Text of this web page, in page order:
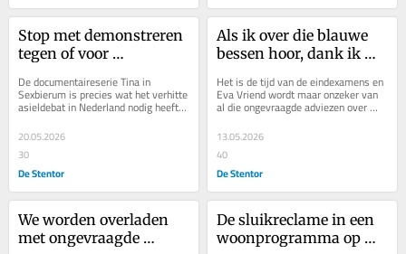
Stop met demonstreren
tegen of voor
eens naar Auke en Tina
uit Sexbierum
De documentaireserie Tina in
Sexbierum is precies wat het verhitte
asieldebat in Nederland nodig heeft,
stelt Eva Vriend. Verplichte kijkstof.
20.05.2026
30
De Stentor
Als ik over die blauwe
bessen hoor, dank ik
beetje
Het is de tijd van de eindexamens en
Eva Vriend wordt maar onzeker van
al die ongevraagde adviezen over
haar zoon.
13.05.2026
40
De Stentor
We worden overladen
met ongevraagde
De sluikreclame in een
woonprogramma op